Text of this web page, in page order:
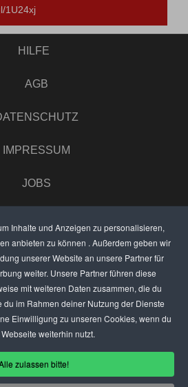
Inhalte und Anzeigen zu personalisieren,
anbieten zu können . Außerdem geben wir
unserer Website an unsere Partner für
weiter. Unsere Partner führen diese
mit weiteren Daten zusammen, die du
im Rahmen deiner Nutzung der Dienste
Einwilligung zu unseren Cookies, wenn du
weiterhin nutzt.
zulassen bitte!
1U24xj
HILFE
AGB
IMPRESSUM
JOBS
PREISE
UNS
KONTAKT
VORSTELLEN